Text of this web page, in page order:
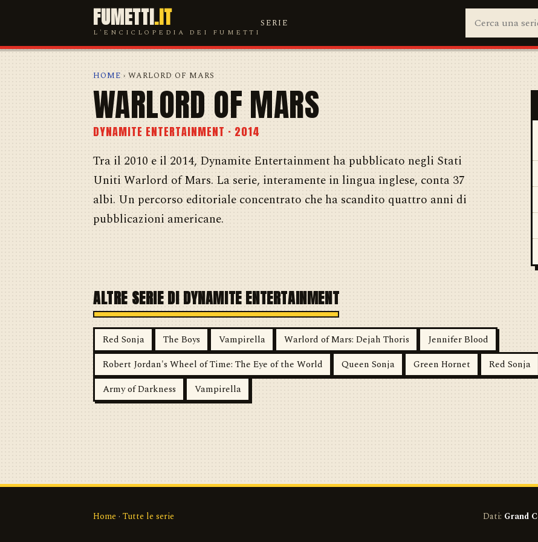
FUMETTI.IT
L'ENCICLOPEDIA DEI FUMETTI
SERIE
HOME › WARLORD OF MARS
WARLORD OF MARS
DYNAMITE ENTERTAINMENT · 2014
Tra il 2010 e il 2014, Dynamite Entertainment ha pubblicato negli Stati
Uniti Warlord of Mars. La serie, interamente in lingua inglese, conta 37
albi. Un percorso editoriale concentrato che ha scandito quattro anni di
pubblicazioni americane.
ALTRE SERIE DI DYNAMITE ENTERTAINMENT
Red Sonja The Boys Vampirella Warlord of Mars: Dejah Thoris
Jennifer Blood
Robert Jordan's Wheel of Time: The Eye of the World
Queen Sonja Green Hornet Red Sonja
Army of Darkness
Vampirella
Home · Tutte le serie Dati: Grand